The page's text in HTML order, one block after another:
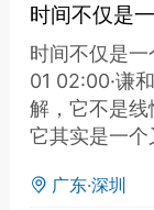
节返乡期间“闪
时间不仅是
时间不仅是
01 02:00·谦
解，它不是
它其实是一个
广东·深圳